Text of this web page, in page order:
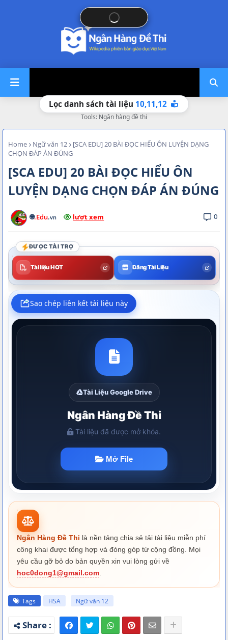
Lọc danh sách tài liệu 10,11,12
Tools: Ngân hàng đề thi
Home Ngữ văn 12
[SCA EDU] 20 BÀI ĐỌC HIỂU ÔN LUYỆN DẠNG
CHỌN ĐÁP ÁN ĐÚNG
[SCA EDU] 20 BÀI ĐỌC HIỂU ÔN
LUYỆN DẠNG CHỌN ĐÁP ÁN ĐÚNG
🌐.Edu.vn lượt xem 0
ĐƯỢC TÀI TRỢ
Tài liệu HOT Đăng Tài Liệu
Ngân Hàng Đề Thi là nền tảng chia sẻ tải tài liệu miễn phí
công khai được tổng hợp và đóng góp từ cộng đồng. Mọi
yêu cầu gỡ bỏ do bản quyền xin vui lòng gửi về
hoc0dong1@gmail.com
Tags HSA Ngữ văn 12